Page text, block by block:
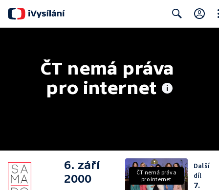
ČT nemá práva
pro internet
6. září
2000
ČT nemá práva
pro internet
Další
díl
7.